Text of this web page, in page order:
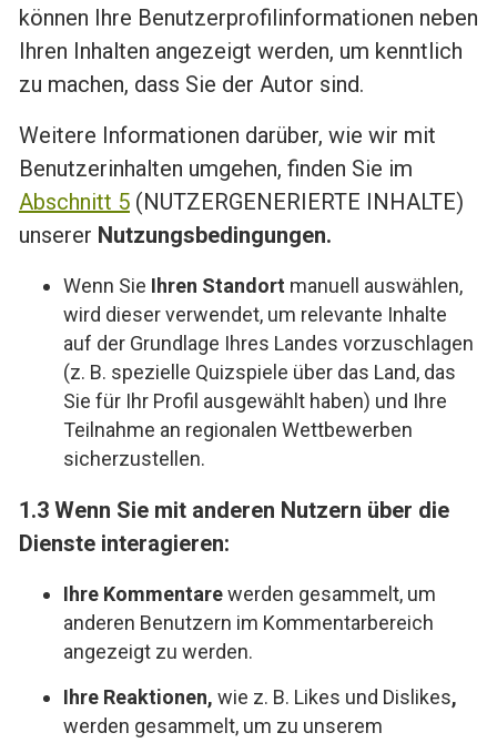
können Ihre Benutzerprofilinformationen neben
Ihren Inhalten angezeigt werden, um kenntlich
zu machen, dass Sie der Autor sind.
Weitere Informationen darüber, wie wir mit
Benutzerinhalten umgehen, finden Sie im
Abschnitt 5 (NUTZERGENERIERTE INHALTE)
unserer Nutzungsbedingungen.
Wenn Sie Ihren Standort manuell auswählen,
wird dieser verwendet, um relevante Inhalte
auf der Grundlage Ihres Landes vorzuschlagen
(z. B. spezielle Quizspiele über das Land, das
Sie für Ihr Profil ausgewählt haben) und Ihre
Teilnahme an regionalen Wettbewerben
sicherzustellen.
1.3 Wenn Sie mit anderen Nutzern über die
Dienste interagieren:
Ihre Kommentarewerden gesammelt, um
anderen Benutzern im Kommentarbereich
angezeigt zu werden.
Ihre Reaktionen, wie z. B. Likes und Dislikes,
werden gesammelt, um zu unserem